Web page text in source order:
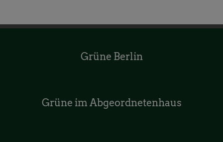
Grüne Berlin
Grüne im Abgeordnetenhaus